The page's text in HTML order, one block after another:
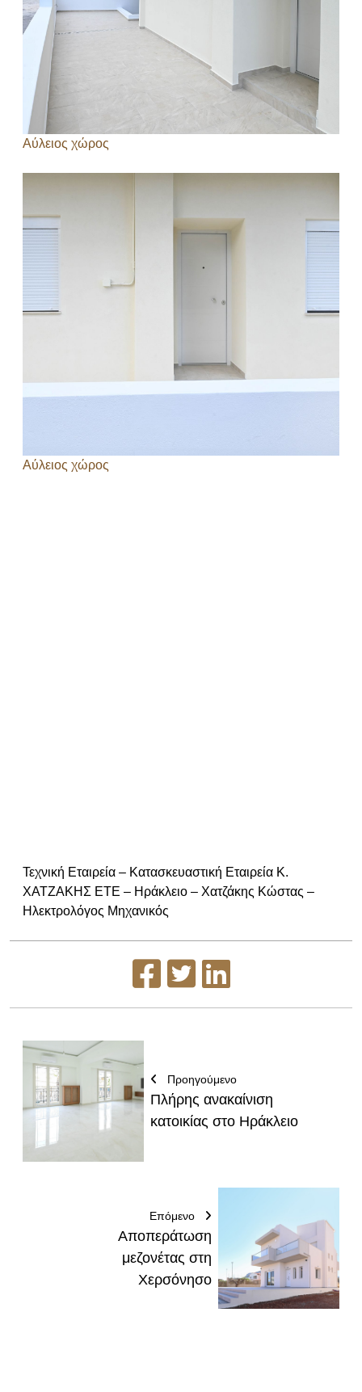
Αύλειος χώρος
Αύλειος χώρος
Τεχνική Εταιρεία – Κατασκευαστική Εταιρεία Κ.
ΧΑΤΖΑΚΗΣ ΕΤΕ – Ηράκλειο – Χατζάκης Κώστας –
Ηλεκτρολόγος Μηχανικός
Προηγούμενο
Πλήρης ανακαίνιση
κατοικίας στο Ηράκλειο
Επόμενο
Αποπεράτωση
μεζονέτας στη
Χερσόνησο